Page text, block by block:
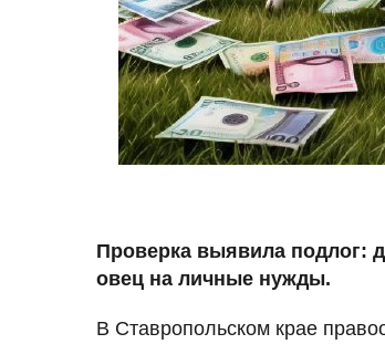
Проверка выявила подлог:
овец на личные нужды.
В Ставропольском крае